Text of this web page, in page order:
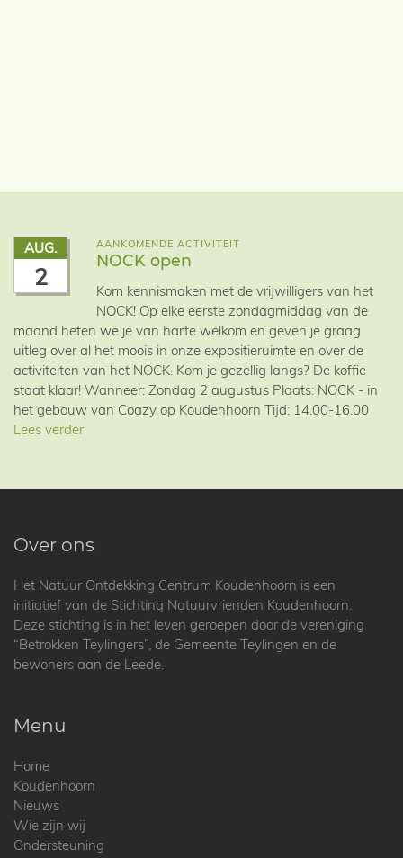
AUG.
2
AANKOMENDE ACTIVITEIT
NOCK open
Kom kennismaken met de vrijwilligers van het
NOCK! Op elke eerste zondagmiddag van de
maand heten we je van harte welkom en geven je graag
uitleg over al het moois in onze expositieruimte en over de
activiteiten van het NOCK. Kom je gezellig langs? De koffie
staat klaar! Wanneer: Zondag 2 augustus Plaats: NOCK - in
het gebouw van Coazy op Koudenhoorn Tijd: 14.00-16.00
Lees verder
Over ons
Het Natuur Ontdekking Centrum Koudenhoorn is een
initiatief van de Stichting Natuurvrienden Koudenhoorn.
Deze stichting is in het leven geroepen door de vereniging
“Betrokken Teylingers”, de Gemeente Teylingen en de
bewoners aan de Leede.
Menu
Home
Koudenhoorn
Nieuws
Wie zijn wij
Ondersteuning